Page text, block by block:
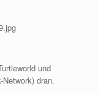
und
dran.